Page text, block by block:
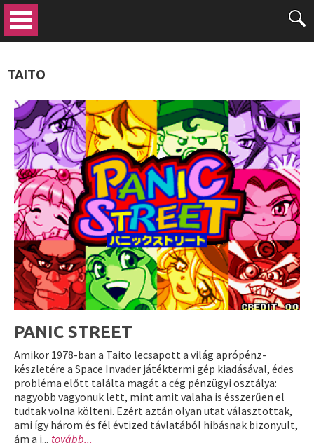
TAITO
PANIC STREET
Amikor 1978-ban a Taito lecsapott a világ aprópénz-
készletére a Space Invader játéktermi gép kiadásával, édes
probléma előtt találta magát a cég pénzügyi osztálya:
nagyobb vagyonuk lett, mint amit valaha is ésszerűen el
tudtak volna költeni. Ezért aztán olyan utat választottak,
ami így három és fél évtized távlatából hibásnak bizonyult,
ám a j... tovább...